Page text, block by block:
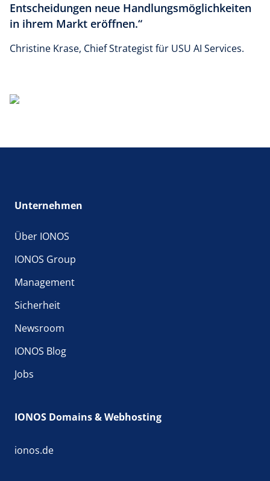
Entscheidungen neue Handlungsmöglichkeiten
in ihrem Markt eröffnen.“
Christine Krase, Chief Strategist für USU AI Services.
Unternehmen
Über IONOS
IONOS Group
Management
Sicherheit
Newsroom
IONOS Blog
Jobs
IONOS Domains & Webhosting
ionos.de